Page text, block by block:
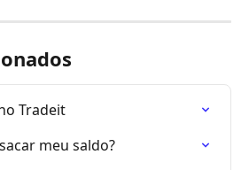
Tradeit
meu saldo?